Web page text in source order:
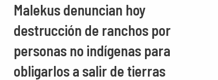
Malekus denuncian hoy
destrucción de ranchos por
personas no indígenas para
obligarlos a salir de tierras